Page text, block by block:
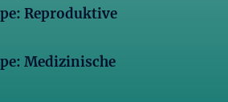
Reproduktive
Medizinische